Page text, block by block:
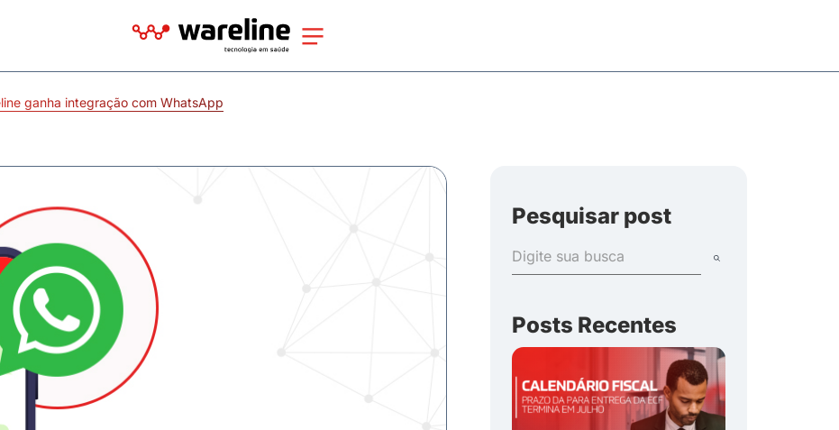
ganha integração com WhatsApp
Pesquisar post
Posts Recentes